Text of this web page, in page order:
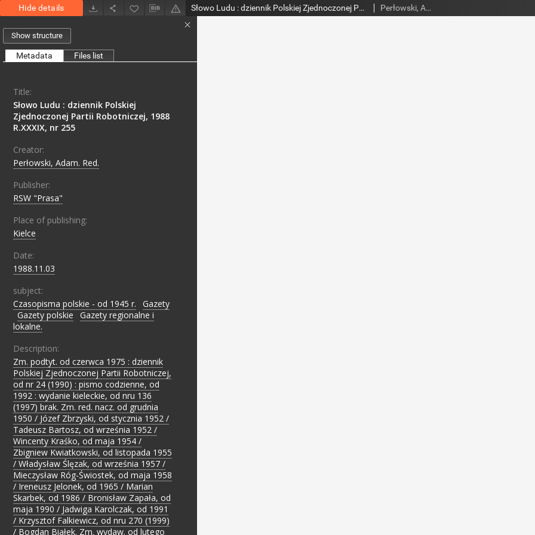
Hide details Słowo Ludu : dziennik Polskiej Zjednoczonej Partii Robotniczej, 1988 R.XXXIX, nr 255 Perłowski, Adam. Red.
Show structure
Metadata Files list
Title:
Słowo Ludu : dziennik Polskiej
Zjednoczonej Partii Robotniczej, 1988
R.XXXIX, nr 255
Creator:
Perłowski, Adam. Red.
Publisher:
RSW "Prasa"
Place of publishing:
Kielce
Date:
1988.11.03
subject:
Czasopisma polskie - od 1945 r.
Gazety
Gazety polskie
Gazety regionalne i
lokalne.
Description:
Zm. podtyt. od czerwca 1975 : dziennik
Polskiej Zjednoczonej Partii Robotniczej,
od nr 24 (1990) : pismo codzienne, od
1992 : wydanie kieleckie, od nru 136
(1997) brak. Zm. red. nacz. od grudnia
1950 / Józef Zbrzyski, od stycznia 1952 /
Tadeusz Bartosz, od września 1952 /
Wincenty Kraśko, od maja 1954 /
Zbigniew Kwiatkowski, od listopada 1955
/ Władysław Ślęzak, od września 1957 /
Mieczysław Róg-Świostek, od maja 1958
/ Ireneusz Jelonek, od 1965 / Marian
Skarbek, od 1986 / Bronisław Zapała, od
maja 1990 / Jadwiga Karolczak, od 1991
/ Krzysztof Falkiewicz, od nru 270 (1999)
/ Bogdan Białek. Zm. wydaw. od lutego